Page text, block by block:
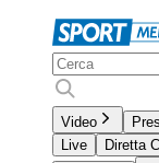
Video
Live
Diretta